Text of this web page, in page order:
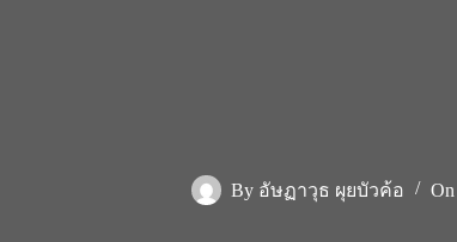
By อัษฏาวุธ ผุยบัวค้อ On